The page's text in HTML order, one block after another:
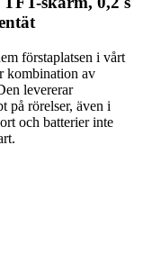
förstaplatsen i vårt
kombination av
levererar
på rörelser, även i
och batterier inte